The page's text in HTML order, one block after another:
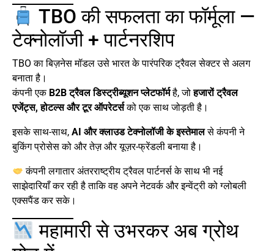
TBO की सफलता का फॉर्मूला —
टेक्नोलॉजी + पार्टनरशिप
TBO का बिज़नेस मॉडल उसे भारत के पारंपरिक ट्रैवल सेक्टर से अलग
बनाता है।
कंपनी एक B2B ट्रैवल डिस्ट्रीब्यूशन प्लेटफॉर्महै, जोहजारों ट्रैवल
एजेंट्स, होटल्स और टूर ऑपरेटर्सको एक साथ जोड़ती है।
इसके साथ-साथ, AI और क्लाउड टेक्नोलॉजी के इस्तेमालसे कंपनी ने
बुकिंग प्रोसेस को और तेज़ और यूज़र-फ्रेंडली बनाया है।
कंपनी लगातार अंतरराष्ट्रीय ट्रैवल पार्टनर्स के साथ भी नई
साझेदारियाँ कर रही है ताकि वह अपने नेटवर्क और इन्वेंट्री को ग्लोबली
एक्सपैंड कर सके।
महामारी से उभरकर अब ग्रोथ